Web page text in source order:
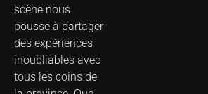
scène nous
pousse à partager
des expériences
inoubliables avec
tous les coins de